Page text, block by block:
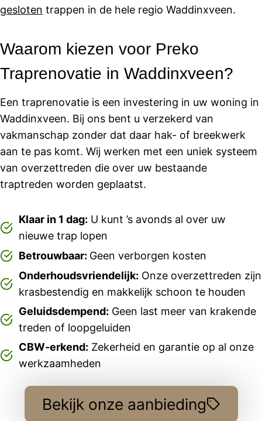
gesloten trappen in de hele regio Waddinxveen.
Waarom kiezen voor Preko
Traprenovatie in Waddinxveen?
Een traprenovatie is een investering in uw woning in
Waddinxveen. Bij ons bent u verzekerd van
vakmanschap zonder dat daar hak- of breekwerk
aan te pas komt. Wij werken met een uniek systeem
van overzettreden die over uw bestaande
traptreden worden geplaatst.
Klaar in 1 dag: U kunt ’s avonds al over uw
nieuwe trap lopen
Betrouwbaar: Geen verborgen kosten
Onderhoudsvriendelijk: Onze overzettreden zijn
krasbestendig en makkelijk schoon te houden
Geluidsdempend: Geen last meer van krakende
treden of loopgeluiden
CBW-erkend: Zekerheid en garantie op al onze
werkzaamheden
Bekijk onze aanbieding